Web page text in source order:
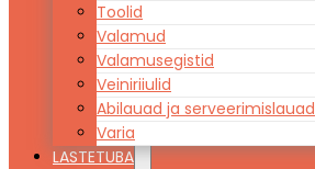
Toolid
Valamud
Valamusegistid
Veiniriiulid
Abilauad ja serveerimislauad
Varia
LASTETUBA